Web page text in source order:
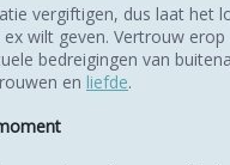
vergiftigen, dus laat het
wilt geven. Vertrouw
bedreigingen van
en liefde.